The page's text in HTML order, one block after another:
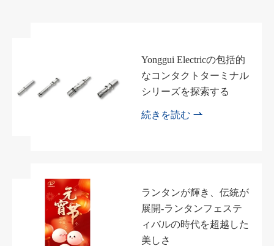
Yonggui Electricの包括的
なコンタクトターミナル
シリーズを探索する
続きを読む 
ランタンが輝き、伝統が
展開-ランタンフェステ
ィバルの時代を超越した
美しさ